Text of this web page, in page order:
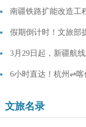
南疆铁路扩能改造工
假期倒计时！文旅部
3月29日起，新疆航线
6小时直达！杭州⇌喀
文旅名录